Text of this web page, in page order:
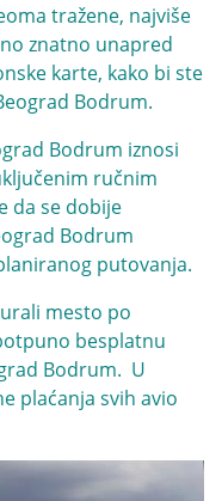
tražene, najviše
znatno unapred
karte, kako bi ste
Bodrum.
Bodrum iznosi
ručnim
da se dobije
Bodrum
putovanja.
mesto po
besplatnu
Bodrum. U
plaćanja svih avio